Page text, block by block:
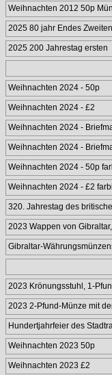
Weihnachten 2012 50p
2025 80 jahr Endes
2025 200 Jahrestag ersten
Passagierdampfzugs 50p
Weihnachten 2024 - 50p
Weihnachten 2024 - £2
Weihnachten 2024 -
Münzhülle 50p
Weihnachten 2024 -
Münzhülle £2
Weihnachten 2024 - 50p
Weihnachten 2024 - £2
320. Jahrestag des
Limitier
2023 Wappen von
Gibraltar-
in limitiert
2023 Krönungsstuhl, 1-
2023 2-Pfund-Münze mit
Gibraltar
Hundertjahrfeier des
Pfu
Weihnachten 2023 50p
Weihnachten 2023 £2